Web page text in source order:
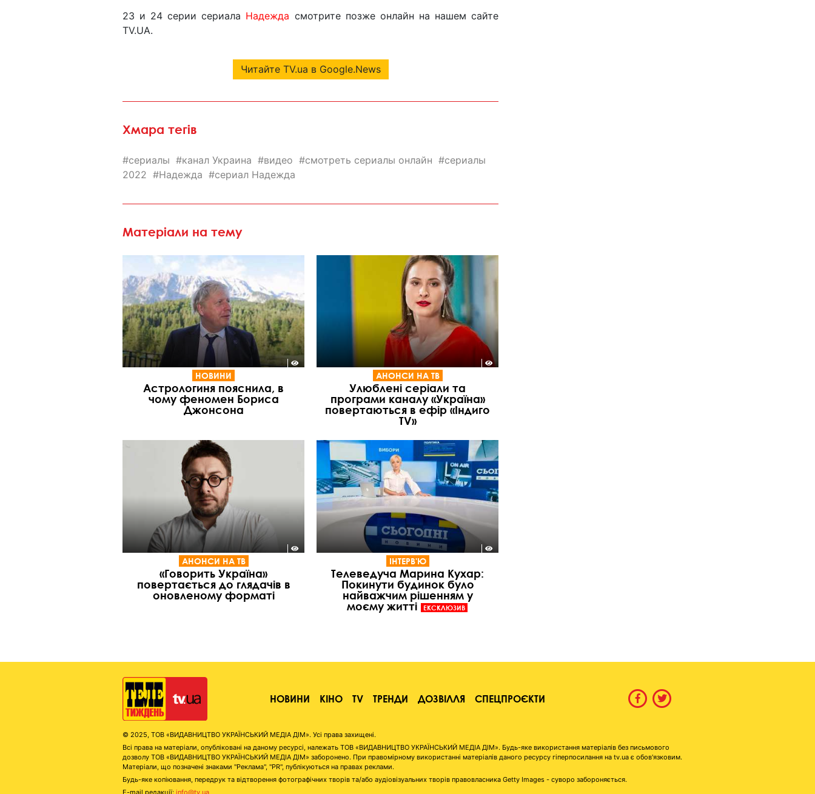
23 и 24 серии сериала Надежда смотрите позже онлайн на нашем сайте
TV.UA.
Читайте TV.ua в Google.News
Хмара тегів
сериалы канал Украина видео смотреть сериалы онлайн
сериалы
2022
Надежда сериал Надежда
Матеріали на тему
НОВИНИ
Астрологиня пояснила, в
чому феномен Бориса
Джонсона
АНОНСИ НА ТВ
Улюблені серіали та
програми каналу «Україна»
повертаються в ефір «Індиго
TV»
АНОНСИ НА ТВ
«Говорить Україна»
повертається до глядачів в
оновленому форматі
ІНТЕРВ'Ю
Телеведуча Марина Кухар:
Покинути будинок було
найважчим рішенням у
моєму житті
ЕКСКЛЮЗИВ
НОВИНИ КІНО TV ТРЕНДИ ДОЗВІЛЛЯ СПЕЦПРОЄКТИ
© 2025, ТОВ «ВИДАВНИЦТВО УКРАЇНСЬКИЙ МЕДІА ДІМ». Усі права захищені.
Всі права на матеріали, опубліковані на даному ресурсі, належать ТОВ «ВИДАВНИЦТВО УКРАЇНСЬКИЙ МЕДІА ДІМ». Будь-яке використання матеріалів без письмового
дозволу ТОВ «ВИДАВНИЦТВО УКРАЇНСЬКИЙ МЕДІА ДІМ» заборонено. При правомірному використанні матеріалів даного ресурсу гіперпосилання на tv.ua є обов'язковим.
Матеріали, що позначені знаками "Реклама", "PR", публікуються на правах реклами.
Будь-яке копіювання, передрук та відтворення фотографічних творів та/або аудіовізуальних творів правовласника Getty Images - суворо забороняється.